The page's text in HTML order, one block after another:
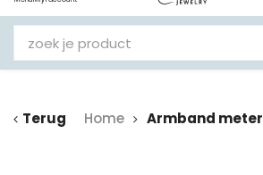
Terug Home Armband meter